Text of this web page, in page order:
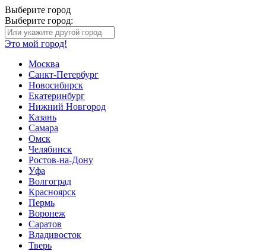
Выберите город
Выберите город:
Это мой город!
Москва
Санкт-Петербург
Новосибирск
Екатеринбург
Нижний Новгород
Казань
Самара
Омск
Челябинск
Ростов-на-Дону
Уфа
Волгоград
Красноярск
Пермь
Воронеж
Саратов
Владивосток
Тверь